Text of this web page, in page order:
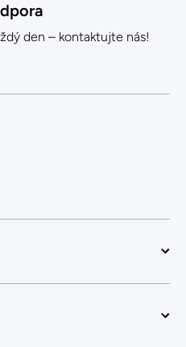
den – kontaktujte nás!